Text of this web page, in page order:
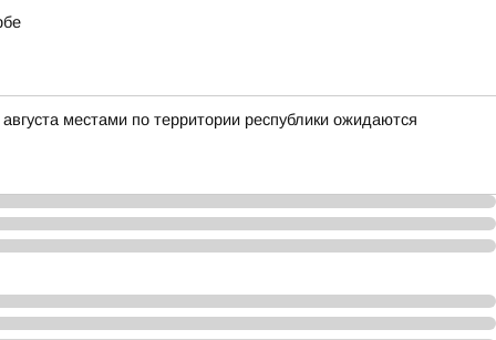
местами по территории республики ожидаются